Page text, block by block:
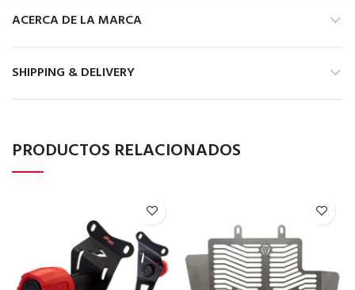
ACERCA DE LA MARCA
SHIPPING & DELIVERY
PRODUCTOS RELACIONADOS